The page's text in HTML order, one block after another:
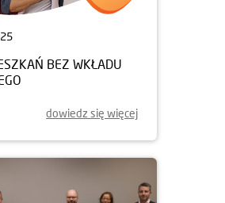
BEZ WKŁADU
dowiedz się więcej